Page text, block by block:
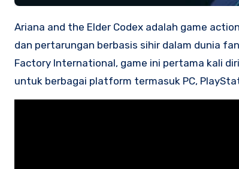
Ariana and the Elder Codex adalah game action RPG side-scrolling yang menggabungkan elemen platforming, eksplorasi,
dan pertarungan berbasis sihir dalam dunia
Factory International, game ini pertama kali
untuk berbagai platform termasuk PC,